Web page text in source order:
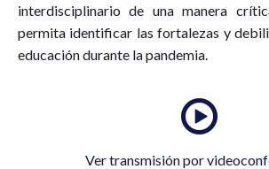
interdisciplinario de una manera
permita identificar las fortalezas y
educación durante la pandemia.
Ver transmisión por